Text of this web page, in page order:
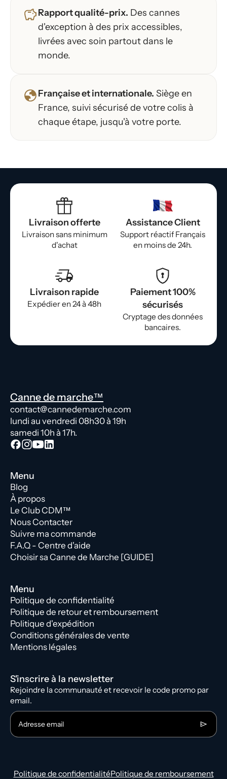
Rapport qualité-prix. Des cannes
d'exception à des prix accessibles,
livrées avec soin partout dans le
monde.
Française et internationale. Siège en
France, suivi sécurisé de votre colis à
chaque étape, jusqu'à votre porte.
Livraison offerte
Livraison sans minimum
d'achat
Assistance Client
Support réactif Français
en moins de 24h.
Livraison rapide
Expédier en 24 à 48h
Paiement 100%
sécurisés
Cryptage des données
bancaires.
Canne de marche™
contact@cannedemarche.com
lundi au vendredi 08h30 à 19h
samedi 10h à 17h.
Menu
Blog
À propos
Le Club CDM™
Nous Contacter
Suivre ma commande
F.A.Q - Centre d'aide
Choisir sa Canne de Marche [GUIDE]
Menu
Politique de confidentialité
Politique de retour et remboursement
Politique d'expédition
Conditions générales de vente
Mentions légales
S'inscrire à la newsletter
Rejoindre la communauté et recevoir le code promo par
email.
Adresse email
Politique de confidentialitéPolitique de remboursement